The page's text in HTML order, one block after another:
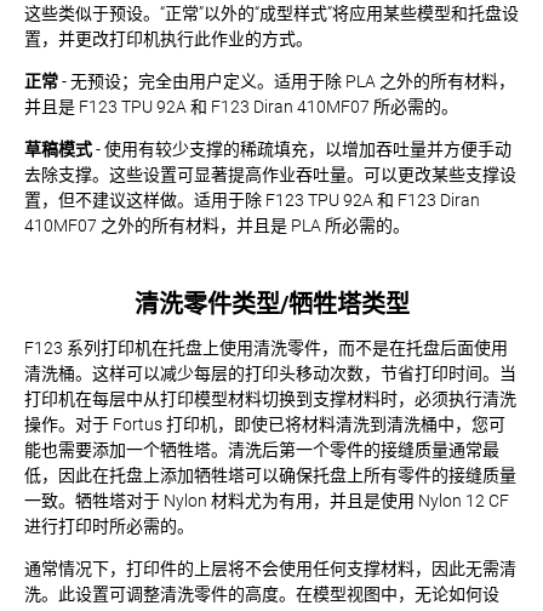
这些类似于预设。“正常”以外的“成型样式”将应用某些模型和托盘设
置，并更改打印机执行此作业的方式。
正常- 无预设；完全由用户定义。适用于除 PLA 之外的所有材料，
并且是 F123 TPU 92A 和 F123 Diran 410MF07 所必需的。
草稿模式- 使用有较少支撑的稀疏填充，以增加吞吐量并方便手动
去除支撑。这些设置可显著提高作业吞吐量。可以更改某些支撑设
置，但不建议这样做。适用于除 F123 TPU 92A 和 F123 Diran
410MF07 之外的所有材料，并且是 PLA 所必需的。
清洗零件类型/牺牲塔类型
F123 系列打印机在托盘上使用清洗零件，而不是在托盘后面使用
清洗桶。这样可以减少每层的打印头移动次数，节省打印时间。当
打印机在每层中从打印模型材料切换到支撑材料时，必须执行清洗
操作。对于 Fortus 打印机，即使已将材料清洗到清洗桶中，您可
能也需要添加一个牺牲塔。清洗后第一个零件的接缝质量通常最
低，因此在托盘上添加牺牲塔可以确保托盘上所有零件的接缝质量
一致。牺牲塔对于 Nylon 材料尤为有用，并且是使用 Nylon 12 CF
进行打印时所必需的。
通常情况下，打印件的上层将不会使用任何支撑材料，因此无需清
洗。此设置可调整清洗零件的高度。在模型视图中，无论如何设